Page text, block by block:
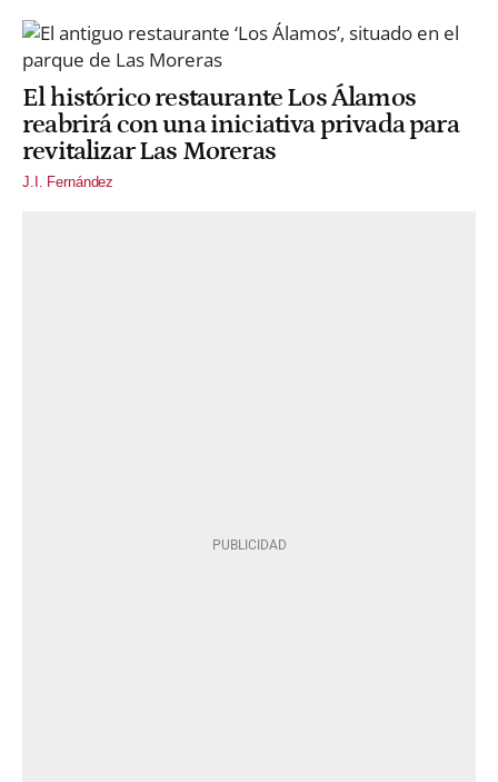
El histórico restaurante Los Álamos
reabrirá con una iniciativa privada para
revitalizar Las Moreras
J.I. Fernández